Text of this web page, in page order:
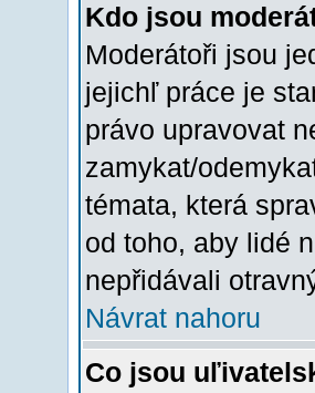
Kdo jsou
Moderátoři jsou
jejichľ práce je
právo upravovat
zamykat/
témata, která
od toho, aby lidé
nepřidávali
Návrat nahoru
Co jsou